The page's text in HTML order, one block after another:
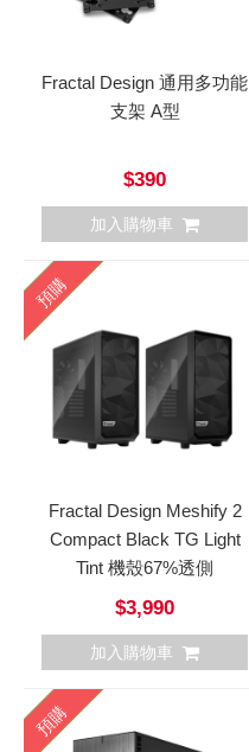
Fractal Design 通用多功能
支架 A型
$390
加入購物車
預購
Fractal Design Meshify 2
Compact Black TG Light
Tint 機殼67%透側
$3,990
加入購物車
預購